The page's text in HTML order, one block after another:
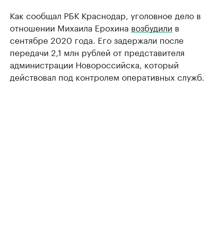
Как сообщал РБК Краснодар, уголовное дело в
отношении Михаила Ерохина возбудили в
сентябре 2020 года. Его задержали после
передачи 2,1 млн рублей от представителя
администрации Новороссийска, который
действовал под контролем оперативных служб.